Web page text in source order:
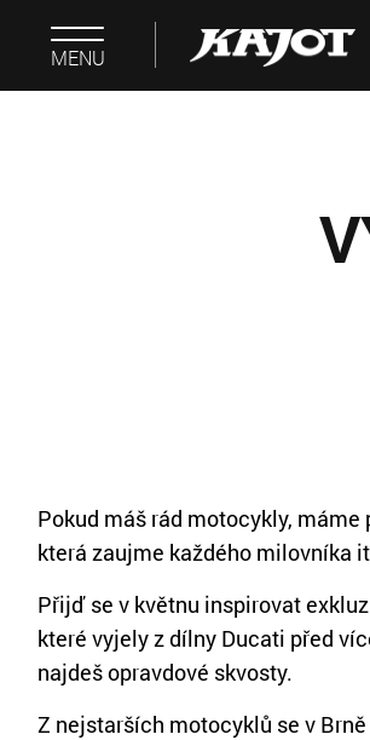
MENU
Pokud máš rád motocykly,
která zaujme každého milovníka
Přijď se v květnu inspirovat
které vyjely z dílny Ducati před
najdeš opravdové skvosty.
Z nejstarších motocyklů se v